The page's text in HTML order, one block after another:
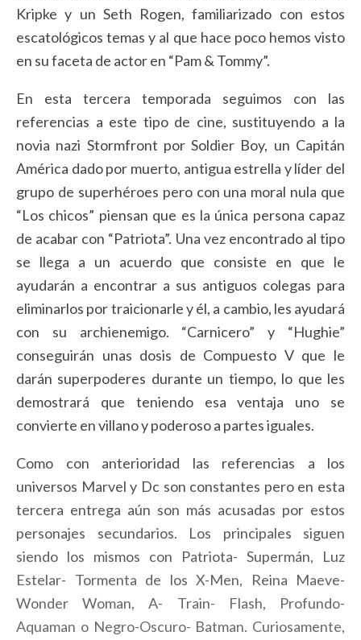
Kripke y un Seth Rogen, familiarizado con estos
escatológicos temas y al que hace poco hemos visto
en su faceta de actor en “Pam & Tommy”.
En esta tercera temporada seguimos con las
referencias a este tipo de cine, sustituyendo a la
novia nazi Stormfront por Soldier Boy, un Capitán
América dado por muerto, antigua estrella y líder del
grupo de superhéroes pero con una moral nula que
“Los chicos” piensan que es la única persona capaz
de acabar con “Patriota”. Una vez encontrado al tipo
se llega a un acuerdo que consiste en que le
ayudarán a encontrar a sus antiguos colegas para
eliminarlos por traicionarle y él, a cambio, les ayudará
con su archienemigo. “Carnicero” y “Hughie”
conseguirán unas dosis de Compuesto V que le
darán superpoderes durante un tiempo, lo que les
demostrará que teniendo esa ventaja uno se
convierte en villano y poderoso a partes iguales.
Como con anterioridad las referencias a los
universos Marvel y Dc son constantes pero en esta
tercera entrega aún son más acusadas por estos
personajes secundarios. Los principales siguen
siendo los mismos con Patriota- Supermán, Luz
Estelar- Tormenta de los X-Men, Reina Maeve-
Wonder Woman, A- Train- Flash, Profundo-
Aquaman o Negro-Oscuro- Batman. Curiosamente,